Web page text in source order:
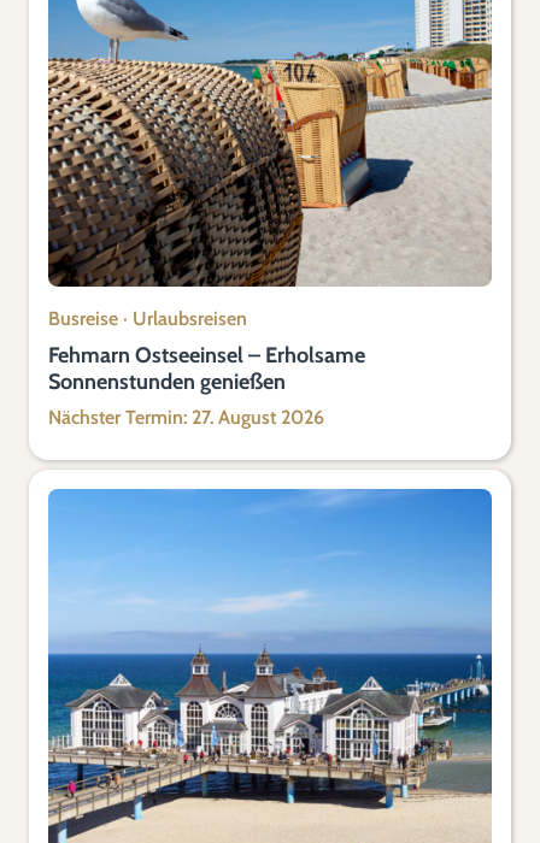
Busreise · Urlaubsreisen
Fehmarn Ostseeinsel – Erholsame
Sonnenstunden genießen
Nächster Termin: 27. August 2026